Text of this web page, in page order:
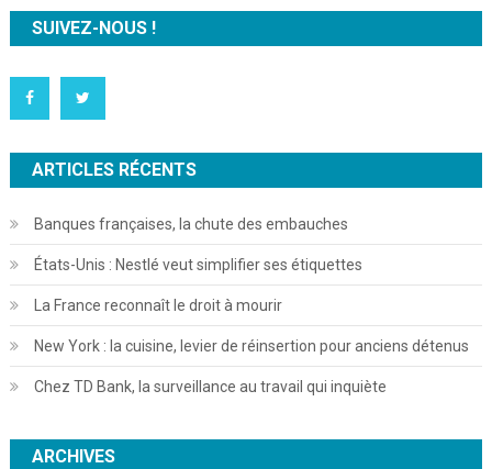
SUIVEZ-NOUS !
ARTICLES RÉCENTS
Banques françaises, la chute des embauches
États-Unis : Nestlé veut simplifier ses étiquettes
La France reconnaît le droit à mourir
New York : la cuisine, levier de réinsertion pour anciens détenus
Chez TD Bank, la surveillance au travail qui inquiète
ARCHIVES